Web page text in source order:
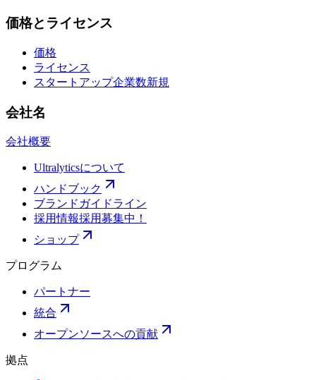
価格とライセンス
価格
ライセンス
スタートアップ企業数新規
会社名
会社概要
Ultralyticsについて
ハンドブック
ブランドガイドライン
採用情報採用募集中！
ショップ
プログラム
パートナー
統合
オープンソースへの貢献
拠点